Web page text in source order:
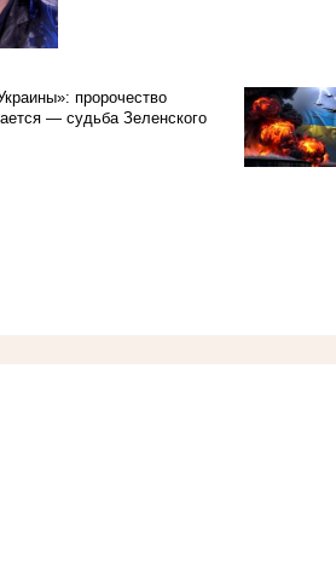
пророчество
— судьба Зеленского